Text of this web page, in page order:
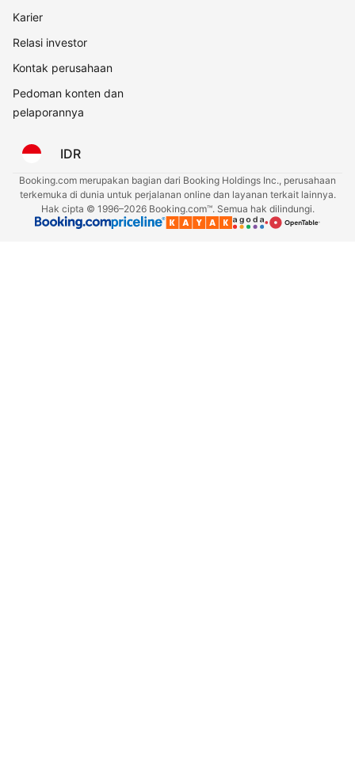
Karier
Relasi investor
Kontak perusahaan
Pedoman konten dan
pelaporannya
IDR
Booking.com merupakan bagian dari Booking Holdings Inc., perusahaan
terkemuka di dunia untuk perjalanan online dan layanan terkait lainnya.
Hak cipta © 1996–2026 Booking.com™. Semua hak dilindungi.